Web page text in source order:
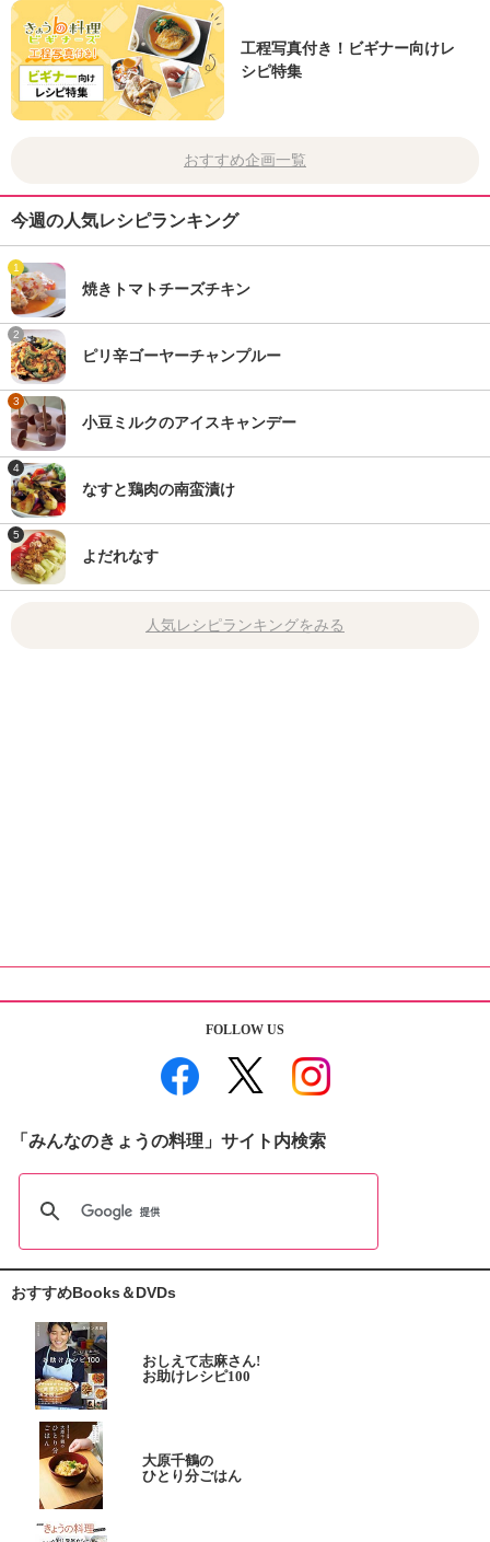
工程写真付き！ビギナー向けレ
シピ特集
おすすめ企画一覧
今週の人気レシピランキング
1
焼きトマトチーズチキン
2
ピリ辛ゴーヤーチャンプルー
3
小豆ミルクのアイスキャンデー
4
なすと鶏肉の南蛮漬け
5
よだれなす
人気レシピランキングをみる
FOLLOW US
「みんなのきょうの料理」サイト内検索
おすすめBooks＆DVDs
おしえて志麻さん!
お助けレシピ100
大原千鶴の
ひとり分ごはん